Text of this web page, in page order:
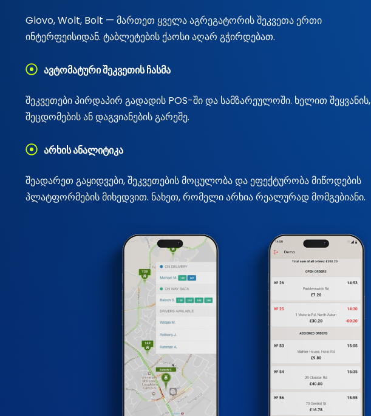
Glovo, Wolt, Bolt — მართეთ ყველა აგრეგატორის შეკვეთა ერთი
ინტერფეისიდან. ტაბლეტების ქაოსი აღარ გჭირდებათ.
ავტომატური შეკვეთის ჩასმა
შეკვეთები პირდაპირ გადადის POS-ში და სამზარეულოში. ხელით შეყვანის,
შეცდომების ან დაგვიანების გარეშე.
არხის ანალიტიკა
შეადარეთ გაყიდვები, შეკვეთების მოცულობა და ეფექტურობა მიწოდების
პლატფორმების მიხედვით. ნახეთ, რომელი არხია რეალურად მომგებიანი.